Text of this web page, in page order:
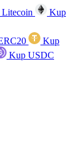
Kup
Kup
Kup USDC